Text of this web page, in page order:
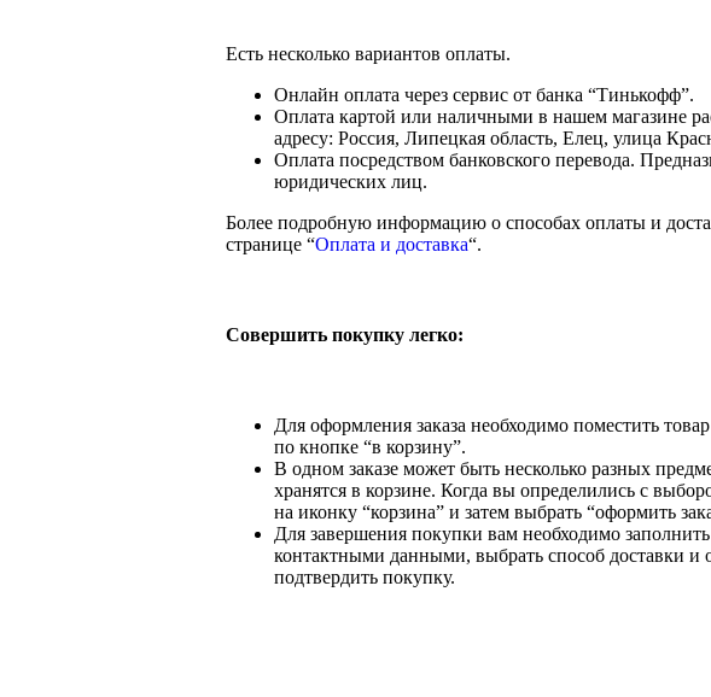
Есть несколько вариантов оплаты.
Онлайн оплата через сервис от банка “Тинькофф”.
Оплата картой или наличными в нашем магазине
адресу: Россия, Липецкая область, Елец, улица
Оплата посредством банковского перевода.
юридических лиц.
Более подробную информацию о способах оплаты и
странице “Оплата и доставка“.
Совершить покупку легко:
Для оформления заказа необходимо поместить
по кнопке “в корзину”.
В одном заказе может быть несколько разных
хранятся в корзине. Когда вы определились с
на иконку “корзина” и затем выбрать “оформить
Для завершения покупки вам необходимо
контактными данными, выбрать способ доставки и
подтвердить покупку.